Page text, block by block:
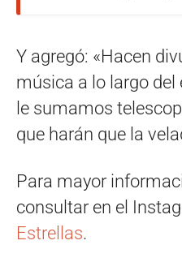
Y agregó: «Hacen
música a lo largo
le sumamos
que harán que la
Para mayor
consultar en el
Estrellas.